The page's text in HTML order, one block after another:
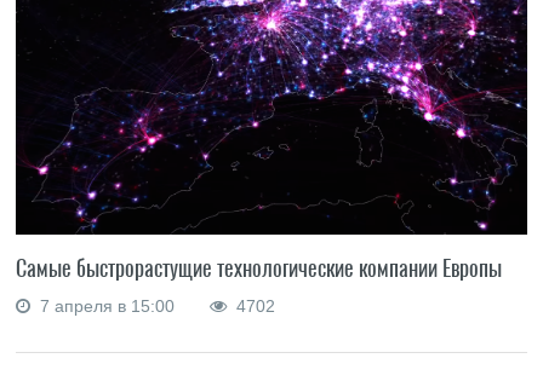
Самые быстрорастущие технологические компании Европы
7 апреля в 15:00 4702